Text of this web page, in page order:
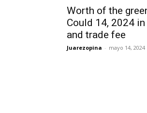
Worth of the
Could 14, 2024
and trade fee
Juarezopina - mayo 14, 2024